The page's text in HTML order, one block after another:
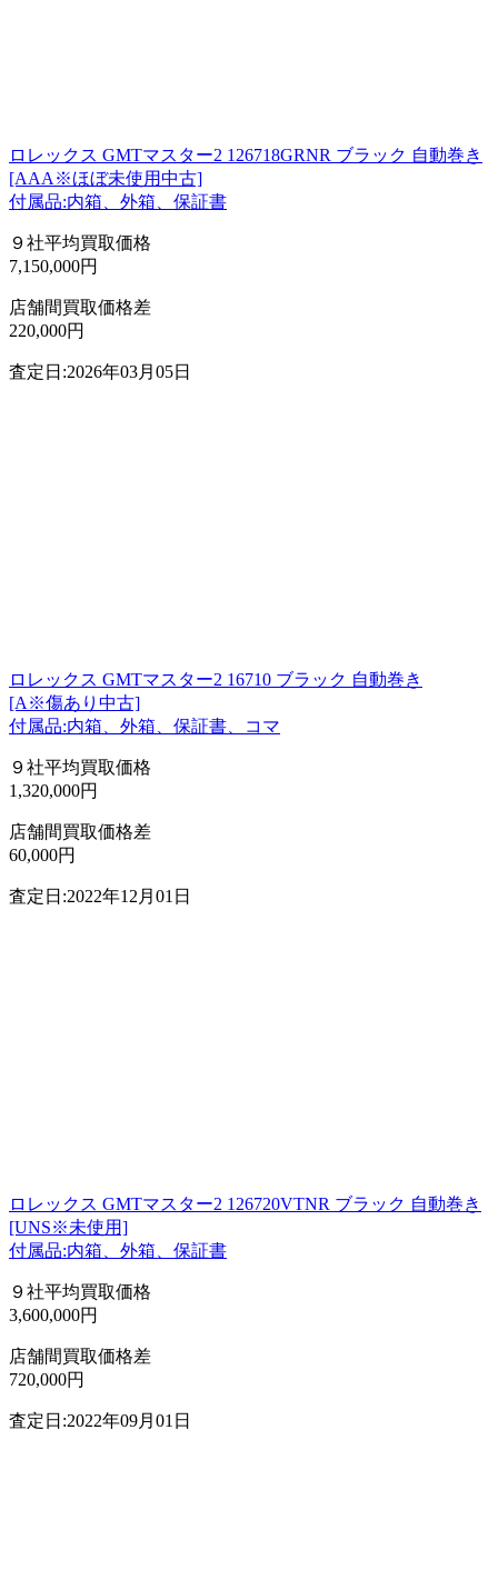
ロレックス GMTマスター2 126718GRNR ブラック 自動巻き
[AAA※ほぼ未使用中古]
付属品:内箱、外箱、保証書
９社平均買取価格
7,150,000円
店舗間買取価格差
220,000円
査定日:2026年03月05日
ロレックス GMTマスター2 16710 ブラック 自動巻き
[A※傷あり中古]
付属品:内箱、外箱、保証書、コマ
９社平均買取価格
1,320,000円
店舗間買取価格差
60,000円
査定日:2022年12月01日
ロレックス GMTマスター2 126720VTNR ブラック 自動巻き
[UNS※未使用]
付属品:内箱、外箱、保証書
９社平均買取価格
3,600,000円
店舗間買取価格差
720,000円
査定日:2022年09月01日